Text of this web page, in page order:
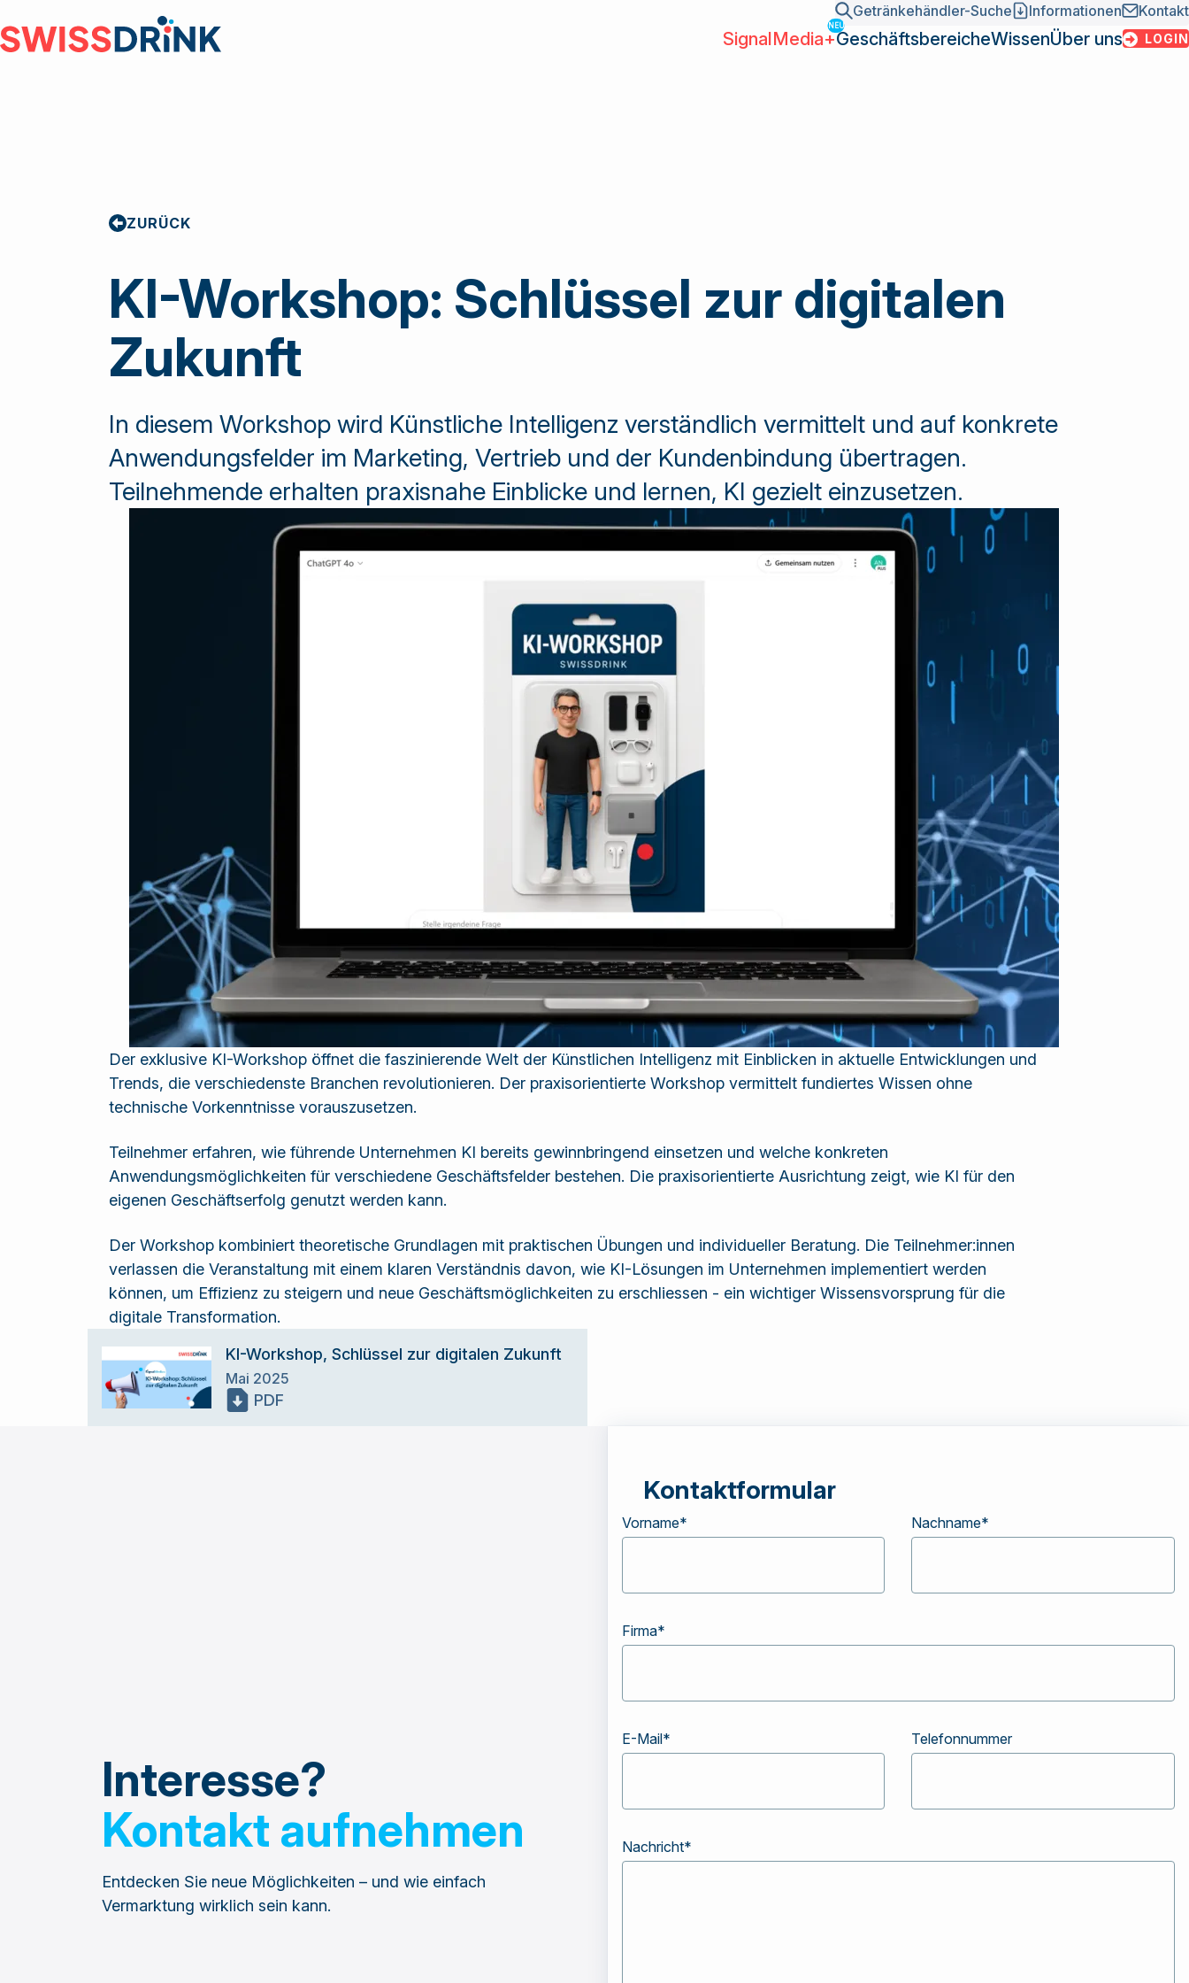
Getränkehändler-Suche Informationen Kontakt
SignalMedia+
Marktbearbeitung 2026
Marktbearbeitung 2027
Zentrale Warenwirtschaft (ZWW)
GeschäftsbereicheWissenÜber uns LOGIN
ZURÜCK
KI-Workshop: Schlüssel zur digitalen
Zukunft
In diesem Workshop wird Künstliche Intelligenz verständlich vermittelt und auf konkrete
Anwendungsfelder im Marketing, Vertrieb und der Kundenbindung übertragen.
Teilnehmende erhalten praxisnahe Einblicke und lernen, KI gezielt einzusetzen.
Der exklusive KI-Workshop öffnet die faszinierende Welt der Künstlichen Intelligenz mit Einblicken in aktuelle Entwicklungen und
Trends, die verschiedenste Branchen revolutionieren. Der praxisorientierte Workshop vermittelt fundiertes Wissen ohne
technische Vorkenntnisse vorauszusetzen.
Teilnehmer erfahren, wie führende Unternehmen KI bereits gewinnbringend einsetzen und welche konkreten
Anwendungsmöglichkeiten für verschiedene Geschäftsfelder bestehen. Die praxisorientierte Ausrichtung zeigt, wie KI für den
eigenen Geschäftserfolg genutzt werden kann.
Der Workshop kombiniert theoretische Grundlagen mit praktischen Übungen und individueller Beratung. Die Teilnehmer:innen
verlassen die Veranstaltung mit einem klaren Verständnis davon, wie KI-Lösungen im Unternehmen implementiert werden
können, um Effizienz zu steigern und neue Geschäftsmöglichkeiten zu erschliessen - ein wichtiger Wissensvorsprung für die
digitale Transformation.
KI-Workshop, Schlüssel zur digitalen Zukunft
Mai 2025
PDF
Interesse?
Kontakt aufnehmen
Entdecken Sie neue Möglichkeiten – und wie einfach
Vermarktung wirklich sein kann.
Kontaktformular
Vorname* Nachname*
Firma*
E-Mail* Telefonnummer
Nachricht*